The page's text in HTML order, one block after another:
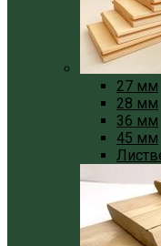
27 мм
28 мм
36 мм
45 мм